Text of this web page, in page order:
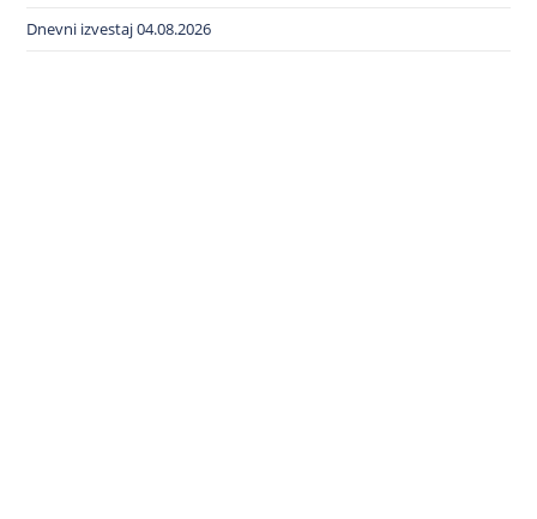
Dnevni izvestaj 04.08.2026